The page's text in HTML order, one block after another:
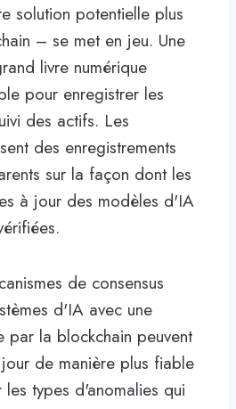
solution potentielle plus
– se met en jeu. Une
livre numérique
pour enregistrer les
des actifs. Les
des enregistrements
sur la façon dont les
à jour des modèles d'IA
de consensus
d'IA avec une
par la blockchain peuvent
de manière plus fiable
types d'anomalies qui